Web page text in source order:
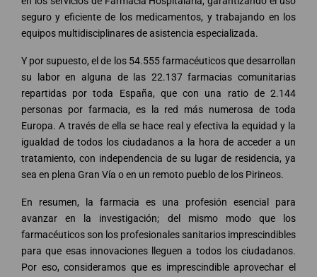
seguro y eficiente de los medicamentos, y trabajando en los
equipos multidisciplinares de asistencia especializada.
Y por supuesto, el de los 54.555 farmacéuticos que desarrollan
su labor en alguna de las 22.137 farmacias comunitarias
repartidas por toda España, que con una ratio de 2.144
personas por farmacia, es la red más numerosa de toda
Europa. A través de ella se hace real y efectiva la equidad y la
igualdad de todos los ciudadanos a la hora de acceder a un
tratamiento, con independencia de su lugar de residencia, ya
sea en plena Gran Vía o en un remoto pueblo de los Pirineos.
En resumen, la farmacia es una profesión esencial para
avanzar en la investigación; del mismo modo que los
farmacéuticos son los profesionales sanitarios imprescindibles
para que esas innovaciones lleguen a todos los ciudadanos.
Por eso, consideramos que es imprescindible aprovechar el